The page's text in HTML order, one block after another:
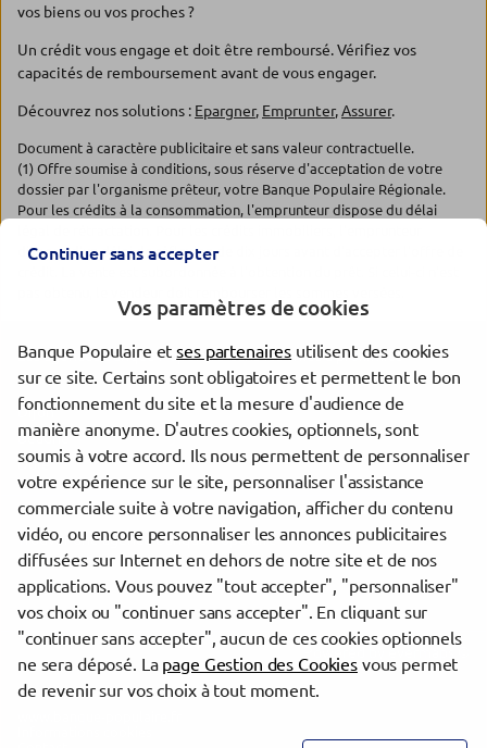
vos biens ou vos proches ?
Un crédit vous engage et doit être remboursé. Vérifiez vos
capacités de remboursement avant de vous engager.
Découvrez nos solutions : Epargner, Emprunter,Assurer.
Document à caractère publicitaire et sans valeur contractuelle.
(1) Offre soumise à conditions, sous réserve d'acceptation de votre
dossier par l'organisme prêteur, votre Banque Populaire Régionale.
Pour les crédits à la consommation, l'emprunteur dispose du délai
dispose d'un délai de réflexion de dix jours avant d'accepter l'offre de
Les agences Banque Populaire dans les villes à proximité
Dijon
Beaune
Dole
Trouver une agence Banque Populaire
Côte-d'Or
Dijon
evermaps ©
Continuer sans accepter
Vos paramètres de cookies
Banque Populaire etses partenaires utilisent des cookies
sur ce site. Certains sont obligatoires et permettent le bon
fonctionnement du site et la mesure d'audience de
manière anonyme. D'autres cookies, optionnels, sont
soumis à votre accord. Ils nous permettent de personnaliser
votre expérience sur le site, personnaliser l'assistance
commerciale suite à votre navigation, afficher du contenu
vidéo, ou encore personnaliser les annonces publicitaires
diffusées sur Internet en dehors de notre site et de nos
applications. Vous pouvez "tout accepter", "personnaliser"
vos choix ou "continuer sans accepter". En cliquant sur
"continuer sans accepter", aucun de ces cookies optionnels
ne sera déposé. La page Gestion des Cookiesvous permet
de revenir sur vos choix à tout moment.